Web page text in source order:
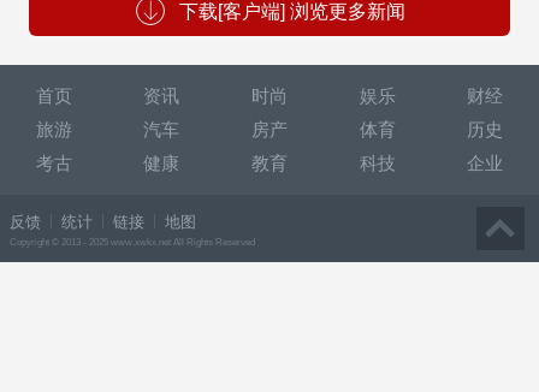
下载[客户端] 浏览更多新闻
首页 资讯 时尚 娱乐
财经
旅游
汽车 房产 体育
历史
考古
健康 教育 科技 企业
反馈 统计 链接 地图
Copyright © 2013 - 2025 www.xwkx.net All Rights Reserved